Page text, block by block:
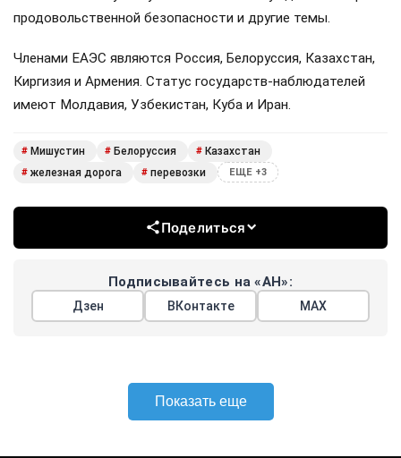
продовольственной безопасности и другие темы.
Членами ЕАЭС являются Россия, Белоруссия, Казахстан,
Киргизия и Армения. Статус государств-наблюдателей
имеют Молдавия, Узбекистан, Куба и Иран.
# Мишустин # Белоруссия # Казахстан
# железная дорога # перевозки ЕЩЕ +3
Поделиться
Подписывайтесь на «АН»:
Дзен ВКонтакте МАХ
Показать еще